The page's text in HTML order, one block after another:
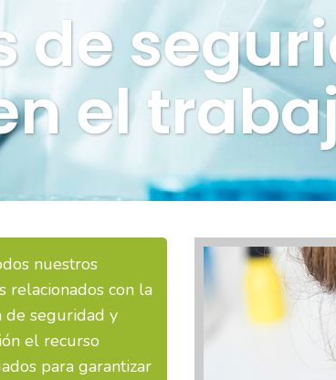
de
el
nuestros
relacionados con la
de seguridad y
el recurso
para garantizar